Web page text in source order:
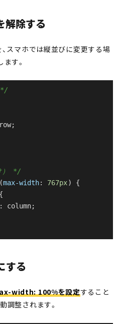
解除する
スマホでは縦並びに変更する場
ます。
*/
） */
max-width: 767px) {
column;
する
width: 100%を設定すること
調整されます。